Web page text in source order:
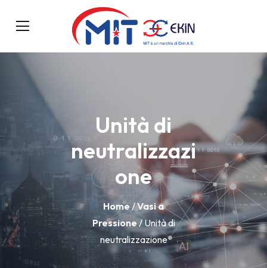
Unità di
neutralizzazi
one
Home/Vasi a
Pressione/ Unità di
neutralizzazione